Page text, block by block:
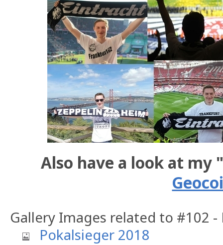
Also have a look at my "
Gallery Images related to #102
Pokalsieger 2018